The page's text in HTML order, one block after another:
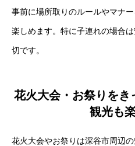
事前に場所取りのルールやマナ
楽しめます。特に子連れの場合
切です。
花火大会・お祭りを
観光も
花火大会やお祭りは深谷市周辺